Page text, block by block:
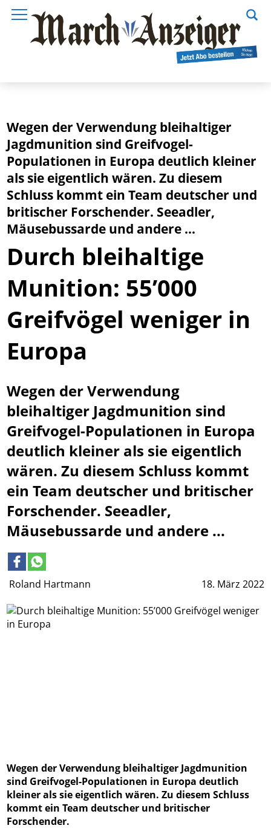
Roland Hartmann 18. März 2022
Wegen der Verwendung bleihaltiger
Jagdmunition sind Greifvogel-
Populationen in Europa deutlich kleiner
als sie eigentlich wären. Zu diesem
Schluss kommt ein Team deutscher und
britischer Forschender. Seeadler,
Mäusebussarde und andere ...
Durch bleihaltige
Munition: 55’000
Greifvögel weniger in
Europa
Wegen der Verwendung
bleihaltiger Jagdmunition sind
Greifvogel-Populationen in Europa
deutlich kleiner als sie eigentlich
wären. Zu diesem Schluss kommt
ein Team deutscher und britischer
Forschender. Seeadler,
Mäusebussarde und andere ...
Wegen der Verwendung bleihaltiger Jagdmunition
sind Greifvogel-Populationen in Europa deutlich
kleiner als sie eigentlich wären. Zu diesem Schluss
kommt ein Team deutscher und britischer
Forschender.